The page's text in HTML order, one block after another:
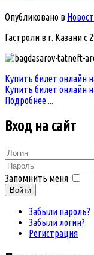
Опубликовано в
Гастроли в г. Казани с
Купить билет онлайн
Купить билет онлайн
Подробнее ...
Вход на сайт
Запомнить меня
Войти
Забыли пароль?
Забыли логин?
Регистрация